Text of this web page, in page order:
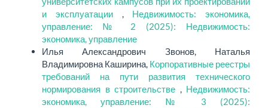
и эксплуатации , Недвижимость: экономика,
управление: № 2 (2025): Недвижимость:
экономика, управление
Илья Александрович Звонов, Наталья
Владимировна Каширина, Корпоративные реестры
требований на пути развития технического
нормирования в строительстве , Недвижимость:
экономика, управление: № 3 (2025):